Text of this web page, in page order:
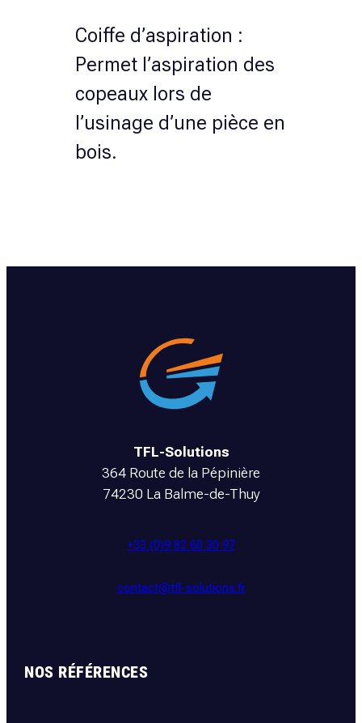
Coiffe d’aspiration :
Permet l’aspiration des
copeaux lors de
l’usinage d’une pièce en
bois.
TFL-Solutions
364 Route de la Pépinière
74230 La Balme-de-Thuy
+33 (0)9 82 60 30 97
contact@tfl-solutions.fr
NOS RÉFÉRENCES